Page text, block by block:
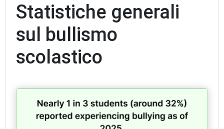
Statistiche generali
sul bullismo
scolastico